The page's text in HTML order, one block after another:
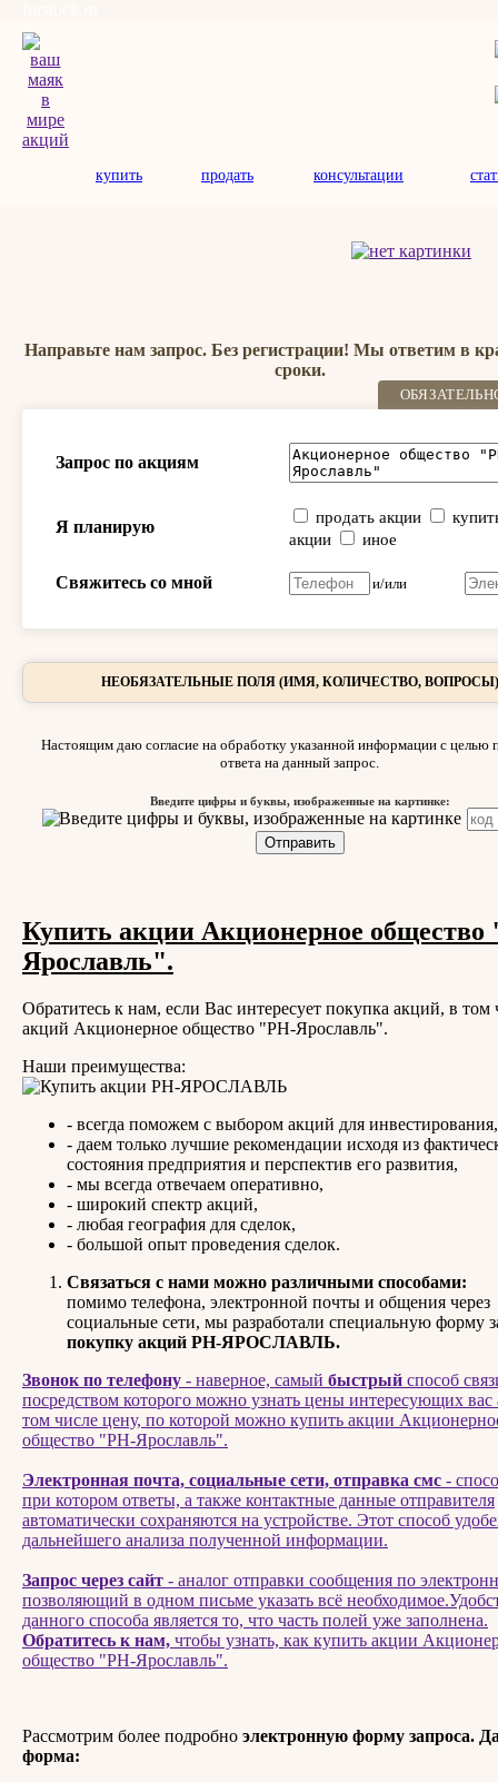
купить продать консультации
Направьте нам запрос. Без регистрации! Мы ответим в
сроки.
Запрос по акциям
Я планирую продать акции
акции
иное
Свяжитесь со мной и/или
НЕОБЯЗАТЕЛЬНЫЕ ПОЛЯ (ИМЯ, КОЛИЧЕСТВО, ВОПРОСЫ)
Настоящим даю согласие на обработку указанной информации с целью
ответа на данный запрос.
Введите цифры и буквы, изображенные на картинке:
Купить акции Акционерное
Ярославль".
Обратитесь к нам, если Вас интересует покупка акций, в том
акций Акционерное общество "РН-Ярославль".
Наши преимущества:
- всегда поможем с выбором акций для инвестирования,
- даем только лучшие рекомендации исходя из
состояния предприятия и перспектив его развития,
- мы всегда отвечаем оперативно,
- широкий спектр акций,
- любая география для сделок,
- большой опыт проведения сделок.
Связаться с нами можно различными способами:
помимо телефона, электронной почты и общения через
социальные сети, мы разработали специальную форму
покупку акций РН-ЯРОСЛАВЛЬ.
Звонок по телефону - наверное, самый быстрый способ
посредством которого можно узнать цены интересующих вас
том числе цену, по которой можно купить акции
общество "РН-Ярославль".
Электронная почта, социальные сети, отправка смс -
при котором ответы, а также контактные данные отправителя
автоматически сохраняются на устройстве. Этот способ
дальнейшего анализа полученной информации.
Запрос через сайт - аналог отправки сообщения по
позволяющий в одном письме указать всё
данного способа является то, что часть полей уже заполнена.
Обратитесь к нам, чтобы узнать, как купить акции
общество "РН-Ярославль".
Рассмотрим более подробно электронную форму запроса.
форма: